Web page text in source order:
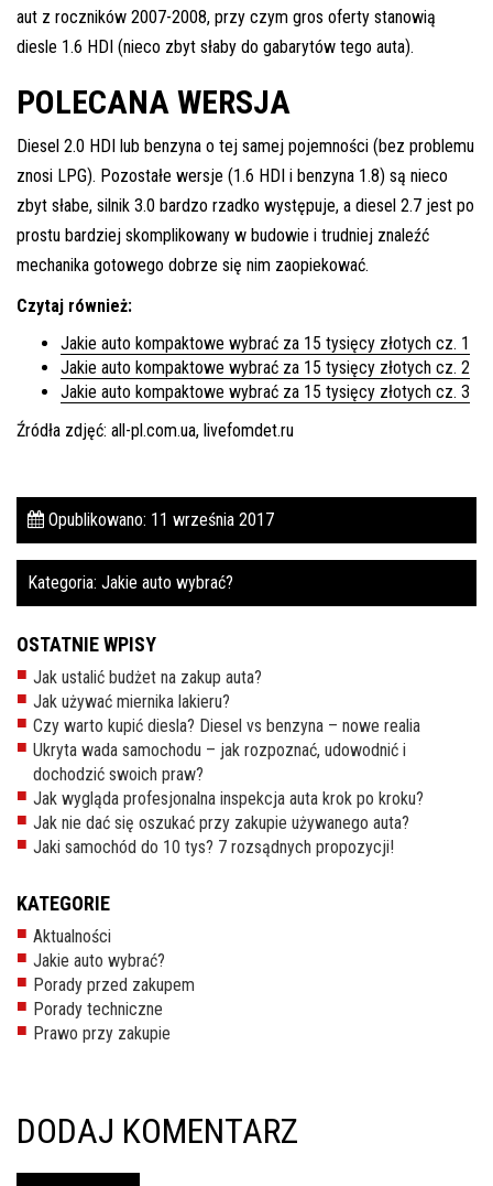
aut z roczników 2007-2008, przy czym gros oferty stanowią
diesle 1.6 HDI (nieco zbyt słaby do gabarytów tego auta).
POLECANA WERSJA
Diesel 2.0 HDI lub benzyna o tej samej pojemności (bez problemu
znosi LPG). Pozostałe wersje (1.6 HDI i benzyna 1.8) są nieco
zbyt słabe, silnik 3.0 bardzo rzadko występuje, a diesel 2.7 jest po
prostu bardziej skomplikowany w budowie i trudniej znaleźć
mechanika gotowego dobrze się nim zaopiekować.
Czytaj również:
Jakie auto kompaktowe wybrać za 15 tysięcy złotych cz. 1
Jakie auto kompaktowe wybrać za 15 tysięcy złotych cz. 2
Jakie auto kompaktowe wybrać za 15 tysięcy złotych cz. 3
Źródła zdjęć: all-pl.com.ua, livefomdet.ru
Opublikowano: 11 września 2017
Kategoria: Jakie auto wybrać?
OSTATNIE WPISY
Jak ustalić budżet na zakup auta?
Jak używać miernika lakieru?
Czy warto kupić diesla? Diesel vs benzyna – nowe realia
Ukryta wada samochodu – jak rozpoznać, udowodnić i
dochodzić swoich praw?
Jak wygląda profesjonalna inspekcja auta krok po kroku?
Jak nie dać się oszukać przy zakupie używanego auta?
Jaki samochód do 10 tys? 7 rozsądnych propozycji!
KATEGORIE
Aktualności
Jakie auto wybrać?
Porady przed zakupem
Porady techniczne
Prawo przy zakupie
DODAJ KOMENTARZ